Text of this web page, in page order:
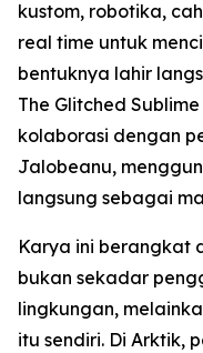
kustom, robotika,
real time untuk
bentuknya lahir
The Glitched
kolaborasi dengan
Jalobeanu,
langsung sebagai
Karya ini berangkat
bukan sekadar
lingkungan,
itu sendiri. Di Arktik,